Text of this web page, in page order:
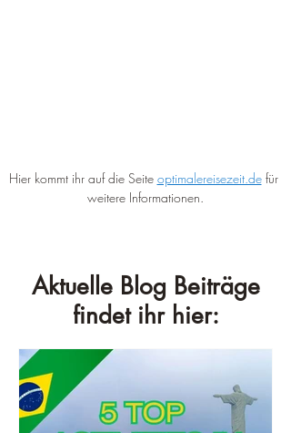
Hier kommt ihr auf die Seite optimalereisezeit.de für
weitere Informationen.
Aktuelle Blog Beiträge
findet ihr hier: